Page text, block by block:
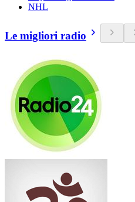
NHL
Le migliori radio